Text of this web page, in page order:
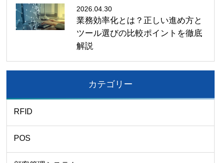
2026.04.30
業務効率化とは？正しい進め方と
ツール選びの比較ポイントを徹底
解説
カテゴリー
RFID
POS